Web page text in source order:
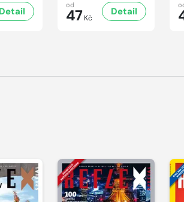
Detail
od
47 Kč
Detail